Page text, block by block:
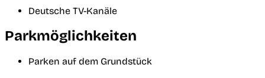
Deutsche TV-Kanäle
Parkmöglichkeiten
Parken auf dem Grundstück